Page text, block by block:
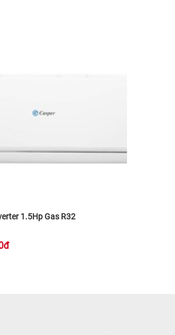
1.5Hp Gas R32